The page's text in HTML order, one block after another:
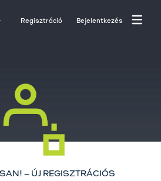
Regisztráció Bejelentkezés
– ÚJ REGISZTRÁCIÓS